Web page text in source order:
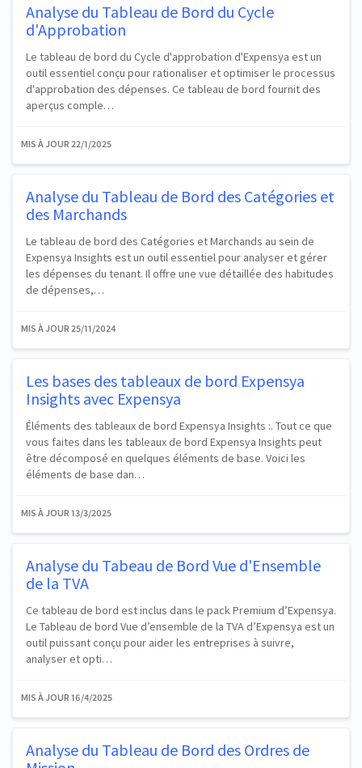
Analyse du Tableau de Bord du Cycle
d'Approbation
Le tableau de bord du Cycle d'approbation d'Expensya est un
outil essentiel conçu pour rationaliser et optimiser le processus
d'approbation des dépenses. Ce tableau de bord fournit des
aperçus comple…
MIS À JOUR 22/1/2025
Analyse du Tableau de Bord des Catégories et
des Marchands
Le tableau de bord des Catégories et Marchands au sein de
Expensya Insights est un outil essentiel pour analyser et gérer
les dépenses du tenant. Il offre une vue détaillée des habitudes
de dépenses,…
MIS À JOUR 25/11/2024
Les bases des tableaux de bord Expensya
Insights avec Expensya
Éléments des tableaux de bord Expensya Insights :. Tout ce que
vous faites dans les tableaux de bord Expensya Insights peut
être décomposé en quelques éléments de base. Voici les
éléments de base dan…
MIS À JOUR 13/3/2025
Analyse du Tabeau de Bord Vue d'Ensemble
de la TVA
Ce tableau de bord est inclus dans le pack Premium d’Expensya.
Le Tableau de bord Vue d’ensemble de la TVA d’Expensya est un
outil puissant conçu pour aider les entreprises à suivre,
analyser et opti…
MIS À JOUR 16/4/2025
Analyse du Tableau de Bord des Ordres de